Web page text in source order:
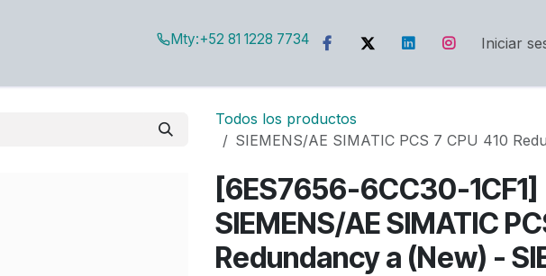
Mty:+52 81 1228 7734 Iniciar
Todos los productos
SIEMENS/AE SIMATIC PCS 7 CPU 410
[6ES7656-6CC30-1CF1]
SIEMENS/AE SIMATIC
Redundancy a (New) -